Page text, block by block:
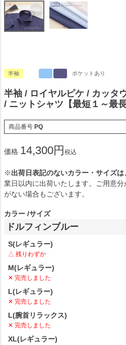
半袖 ポケットあり
半袖 / ロイヤルピケ / カッタ
/ ニットシャツ【最短１～最
商品番号 PQ
価格 14,300 税込
※出荷日表記のないカラー・サイズ
業日以内に出荷いたします。ご用意
がない場合もございます。
カラー サイズ
ドルフィンブルー
S(レギュラー)
△ 残りわずか
M(レギュラー)
✕ 完売しました
L(レギュラー)
✕ 完売しました
L(腕首リラックス)
✕ 完売しました
XL(レギュラー)